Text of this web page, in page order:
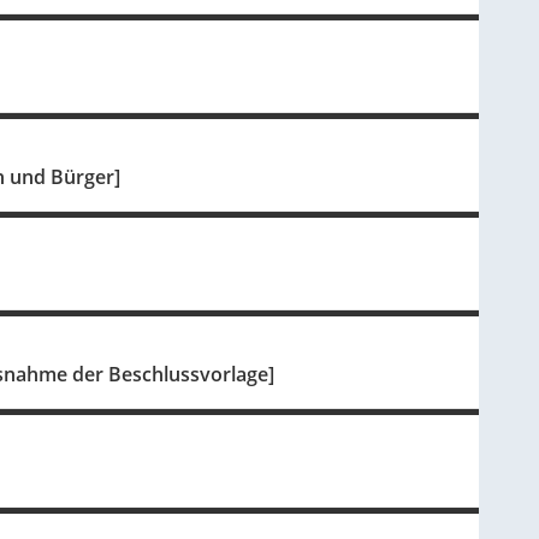
und Bürger]
der Beschlussvorlage]